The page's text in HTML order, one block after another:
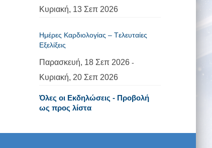
Κυριακή, 13 Σεπ 2026
Ημέρες Καρδιολογίας – Tελευταίες
Εξελίξεις
Παρασκευή, 18 Σεπ 2026-
Κυριακή, 20 Σεπ 2026
Όλες οι Εκδηλώσεις - Προβολή
ως προς λίστα